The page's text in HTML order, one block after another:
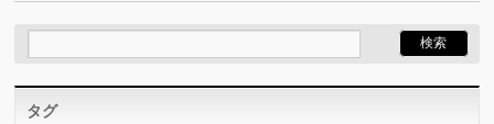
タグ